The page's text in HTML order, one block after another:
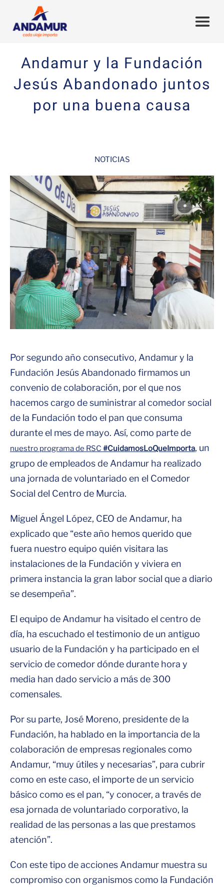
Andamur y la Fundación
Jesús Abandonado juntos
por una buena causa
NOTICIAS
Por segundo año consecutivo, Andamur y la
Fundación Jesús Abandonado firmamos un
convenio de colaboración, por el que nos
hacemos cargo de suministrar al comedor social
de la Fundación todo el pan que consuma
durante el mes de mayo. Así, como parte de
nuestro programa de RSC #CuidamosLoQueImporta, un
grupo de empleados de Andamur ha realizado
una jornada de voluntariado en el Comedor
Social del Centro de Murcia.
Miguel Ángel López, CEO de Andamur, ha
explicado que “este año hemos querido que
fuera nuestro equipo quién visitara las
instalaciones de la Fundación y viviera en
primera instancia la gran labor social que a diario
se desempeña”.
El equipo de Andamur ha visitado el centro de
día, ha escuchado el testimonio de un antiguo
usuario de la Fundación y ha participado en el
servicio de comedor dónde durante hora y
media han dado servicio a más de 300
comensales.
Por su parte, José Moreno, presidente de la
Fundación, ha hablado en la importancia de la
colaboración de empresas regionales como
Andamur, “muy útiles y necesarias”, para cubrir
como en este caso, el importe de un servicio
básico como es el pan, “y conocer, a través de
esa jornada de voluntariado corporativo, la
realidad de las personas a las que prestamos
atención”.
Con este tipo de acciones Andamur muestra su
compromiso con organismos como la Fundación